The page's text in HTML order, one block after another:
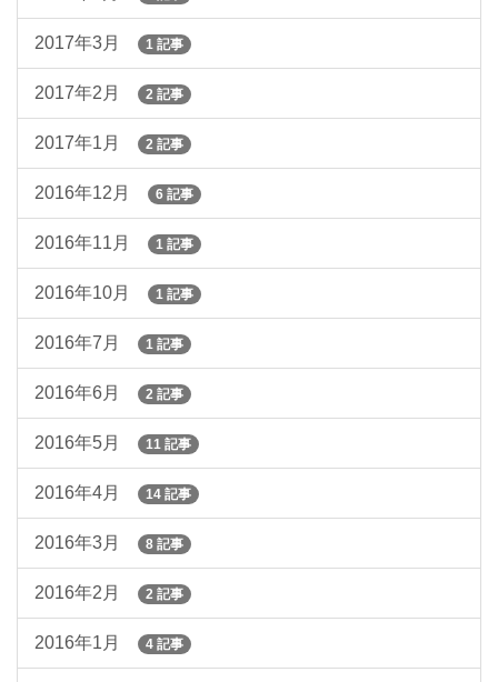
2017年3月 1 記事
2017年2月 2 記事
2017年1月 2 記事
2016年12月 6 記事
2016年11月 1 記事
2016年10月 1 記事
2016年7月 1 記事
2016年6月 2 記事
2016年5月 11 記事
2016年4月 14 記事
2016年3月 8 記事
2016年2月 2 記事
2016年1月 4 記事